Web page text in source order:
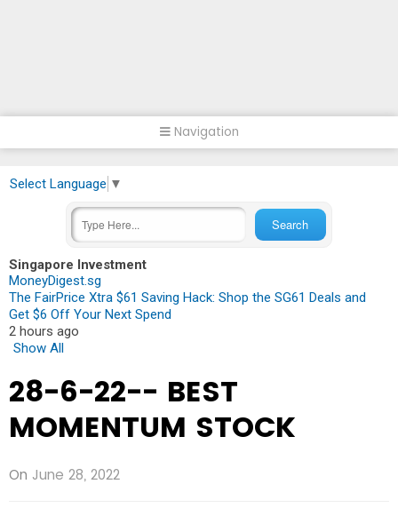
Navigation
Select Language ▼
Singapore Investment
MoneyDigest.sg
The FairPrice Xtra $61 Saving Hack: Shop the SG61 Deals and
Get $6 Off Your Next Spend
2 hours ago
Show All
28-6-22-- BEST
MOMENTUM STOCK
On June 28, 2022